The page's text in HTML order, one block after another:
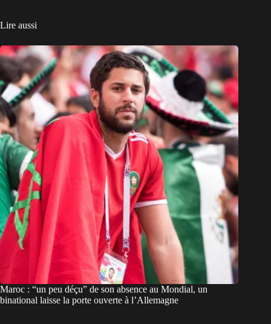
Lire aussi
Maroc : “un peu déçu” de son absence au Mondial, un
binational laisse la porte ouverte à l’Allemagne